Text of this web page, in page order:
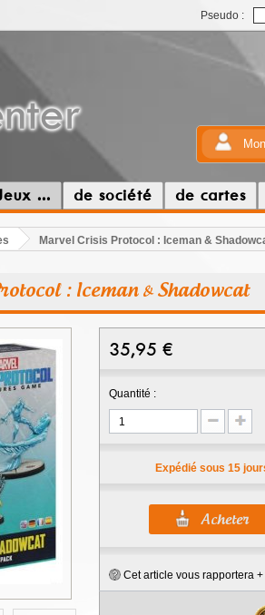
Pseudo :
... de société de cartes
Marvel Crisis Protocol : Iceman &
: Iceman & Shadowcat
35,95 €
Quantité :
Expédié sous 15
Cet article vous rapportera +